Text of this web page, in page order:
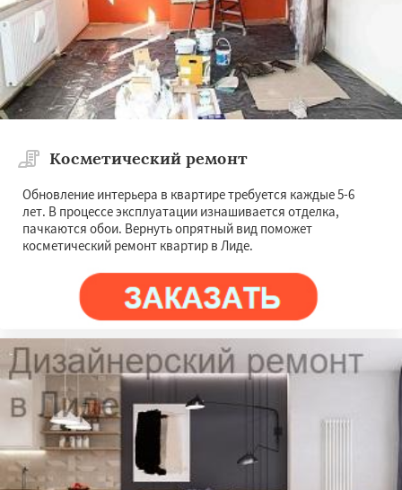
Косметический ремонт
Обновление интерьера в квартире требуется каждые 5-6
лет. В процессе эксплуатации изнашивается отделка,
пачкаются обои. Вернуть опрятный вид поможет
косметический ремонт квартир в Лиде.